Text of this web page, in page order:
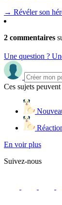
→ Révéler son
2 commentaires
Une question ?
Ces sujets
En voir plus
Suivez-nous